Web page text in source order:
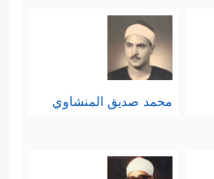
محمد صديق المنشاوي